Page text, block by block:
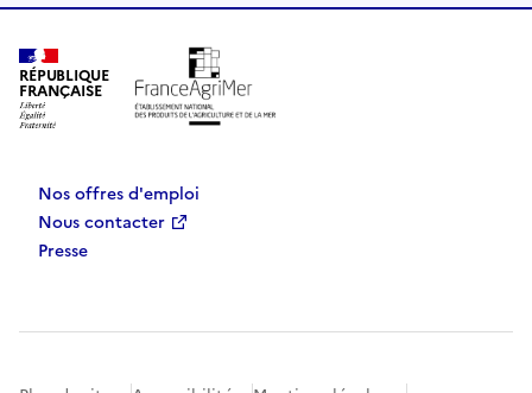
RÉPUBLIQUE
FRANÇAISE
Nos offres d'emploi
Nous contacter
Presse